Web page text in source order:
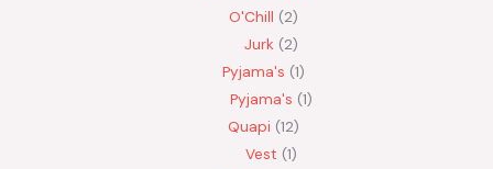
O'Chill 2
Jurk 2
Pyjama's 1
Pyjama's 1
Quapi 12
Vest 1